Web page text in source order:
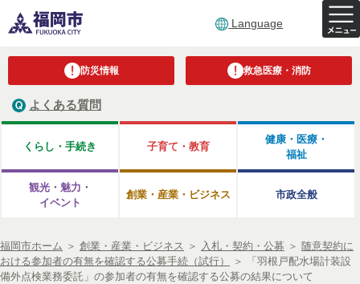
Language
防災情報 救急医療・消防
よくある質問
くらし・手続き 子育て・教育
健康・医療・
福祉
観光・魅力・
イベント
創業・産業・ビジネス 市政全般
福岡市ホーム ＞ 創業・産業・ビジネス ＞ 入札・契約・公募 ＞ 随意契約に
おける参加者の有無を確認する公募手続（試行）
＞
「羽根戸配水場計装設
備外点検業務委託」の参加者の有無を確認する公募の結果について